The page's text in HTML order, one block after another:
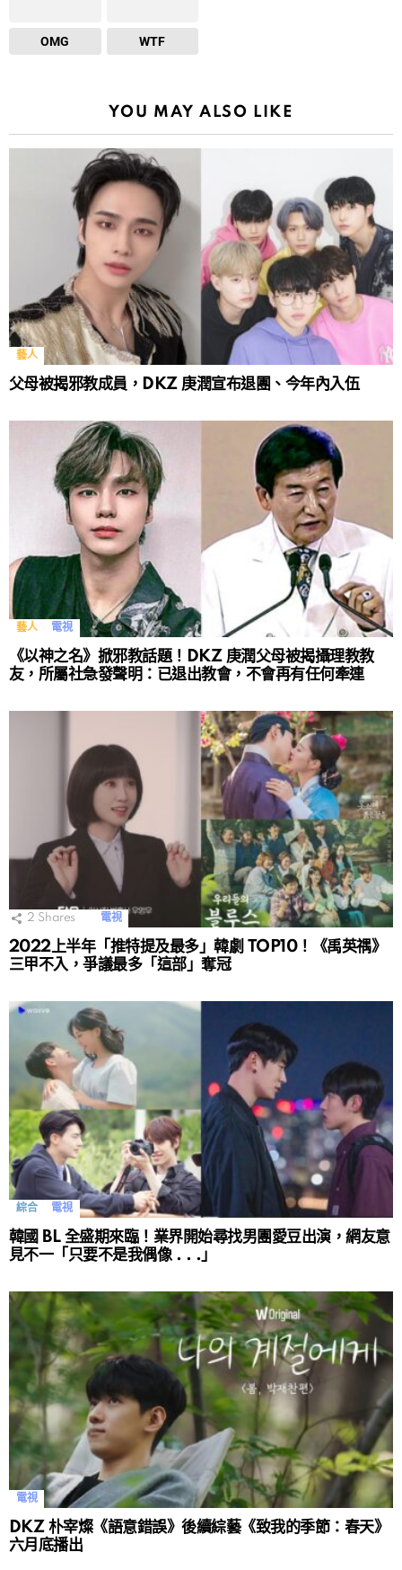
OMG WTF
YOU MAY ALSO LIKE
藝人
父母被揭邪教成員，DKZ 庚潤宣布退團、今年內入伍
藝人 電視
《以神之名》掀邪教話題！DKZ 庚潤父母被揭攝理教教
友，所屬社急發聲明：已退出教會，不會再有任何牽連
2 Shares 電視
2022上半年「推特提及最多」韓劇 TOP10！《禹英禑》
三甲不入，爭議最多「這部」奪冠
綜合 電視
韓國 BL 全盛期來臨！業界開始尋找男團愛豆出演，網友意
見不一「只要不是我偶像 . . .」
電視
DKZ 朴宰燦《語意錯誤》後續綜藝《致我的季節：春天》
六月底播出